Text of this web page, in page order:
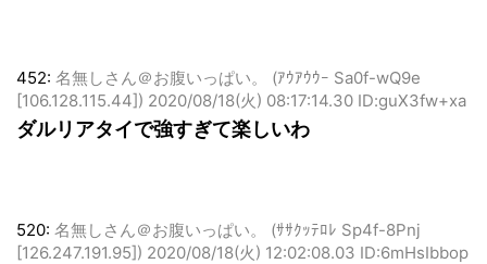
452: 名無しさん＠お腹いっぱい。 (ｱｳｱｳｳｰ Sa0f-wQ9e
[106.128.115.44]) 2020/08/18(火) 08:17:14.30 ID:guX3fw+xa
ダルリアタイで強すぎて楽しいわ
520: 名無しさん＠お腹いっぱい。 (ｻｻｸｯﾃﾛﾚ Sp4f-8Pnj
[126.247.191.95]) 2020/08/18(火) 12:02:08.03 ID:6mHsIbbop